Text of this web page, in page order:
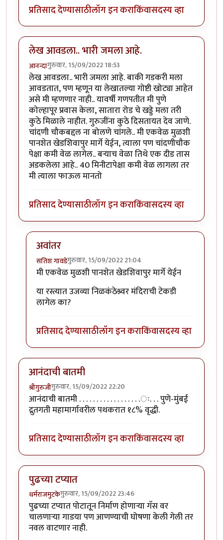
प्रतिसाद देण्यासाठीलॉग इन कराकिंवासदस्य व्हा
लेख आवडला.. भारी जमला आहे.
आनन्दागुरुवार, 15/09/2022 18:53
लेख आवडला.. भारी जमला आहे. बाकी गडकरी मला
आवडतात, पण म्हणून या लेखातल्या गोष्टी खोट्या आहेत
असे मी म्हणणार नाही.. यावर्षी गणपतीत मी पुणे
कोल्हापूर प्रवास केला, सातारा रोड चे खड्डे मला तरी
कुठे मिळाले नाहीत. गुरुजींना कुठे दिसतायत देव जाणे.
चांदणी चौकबद्दल ना बोलणे चांगले.. मी एकवेळ मुळशी
पानशेत खेडशिवापुर मार्गे येईन, त्याला पण चांदणीचौक
पेक्षा कमी वेळ लागेल.. बऱ्याच वेळा तिथे एक दीड तास
अडकलेला आहे.. 40 मिनीटापेक्षा कमी वेळ लागला तर
मी त्याला फाऊल मानतो
प्रतिसाद देण्यासाठीलॉग इन कराकिंवासदस्य व्हा
अवांतर
सतिश गावडेगुरुवार, 15/09/2022 21:04
In reply toलेख आवडला.. भारी जमला आहे.by
मी एकवेळ मुळशी पानशेत खेडशिवापुर मार्गे येईन
या रस्त्यात उजव्या निळकंठेश्र्वर मंदिराची टेकडी
लागेल का?
प्रतिसाद देण्यासाठीलॉग इन कराकिंवासदस्य व्हा
आनंदाची बातमी
श्रीगुरुजीगुरुवार, 15/09/2022 22:20
आनंदाची बातमी . . . . . . . . . . . . . . . . . .ः. . . पुणे-मुंबई
द्रुतगती महामार्गावरील पथकरात १८% वृद्धी.
प्रतिसाद देण्यासाठीलॉग इन कराकिंवासदस्य व्हा
पुढच्या टप्यात
धर्मराजमुटकेगुरुवार, 15/09/2022 23:46
पुढच्या टप्यात पोटातून निर्माण होणार्‍या गॅस वर
चालणार्‍या गाडया पण आणण्याची घोषणा केली गेली तर
नवल वाटणार नाही.